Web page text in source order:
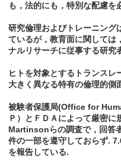
も，法的にも，特別な配慮を
研究倫理およびトレーニング
ているが，教育面に関しては
ナルリサーチに従事する研究
ヒトを対象とするトランスレ
大きく異なる特有の倫理的側
被験者保護局(Office for
Ｐ）とＦＤＡによって厳密に
Martinsonらの調査で，回答
件の一部を遵守しておらず.
を報告している.